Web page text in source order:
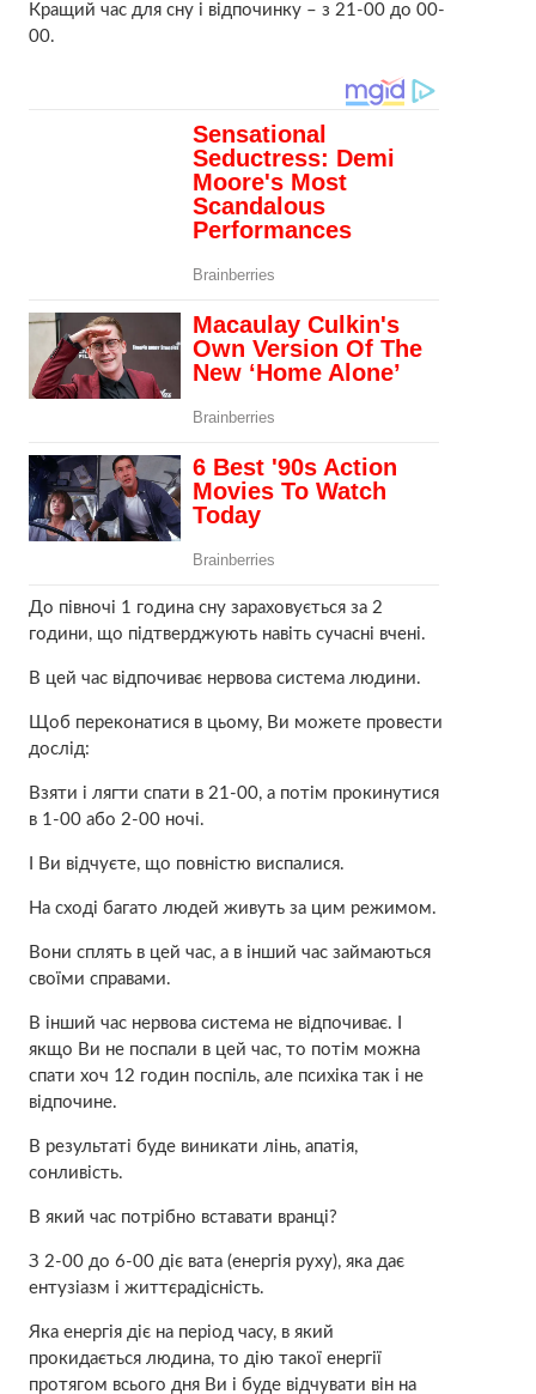
Кращий час для сну і відпочинку – з 21-00 до 00-
00.
До півночі 1 година сну зараховується за 2
години, що підтверджують навіть сучасні вчені.
В цей час відпочиває нервова система людини.
Щоб переконатися в цьому, Ви можете провести
дослід:
Взяти і лягти спати в 21-00, а потім прокинутися
в 1-00 або 2-00 ночі.
І Ви відчуєте, що повністю виспалися.
На сході багато людей живуть за цим режимом.
Вони сплять в цей час, а в інший час займаються
своїми справами.
В інший час нервова система не відпочиває. І
якщо Ви не поспали в цей час, то потім можна
спати хоч 12 годин поспіль, але психіка так і не
відпочине.
В результаті буде виникати лінь, апатія,
сонливість.
В який час потрібно вставати вранці?
З 2-00 до 6-00 діє вата (енергія руху), яка дає
ентузіазм і життєрадісність.
Яка енергія діє на період часу, в який
прокидається людина, то дію такої енергії
протягом всього дня Ви і буде відчувати він на